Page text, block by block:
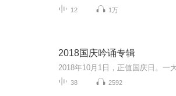
12 1万
2018国庆吟诵专辑
38 2592